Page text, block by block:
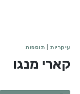
עיקריות| תוספות
קארי מנגו